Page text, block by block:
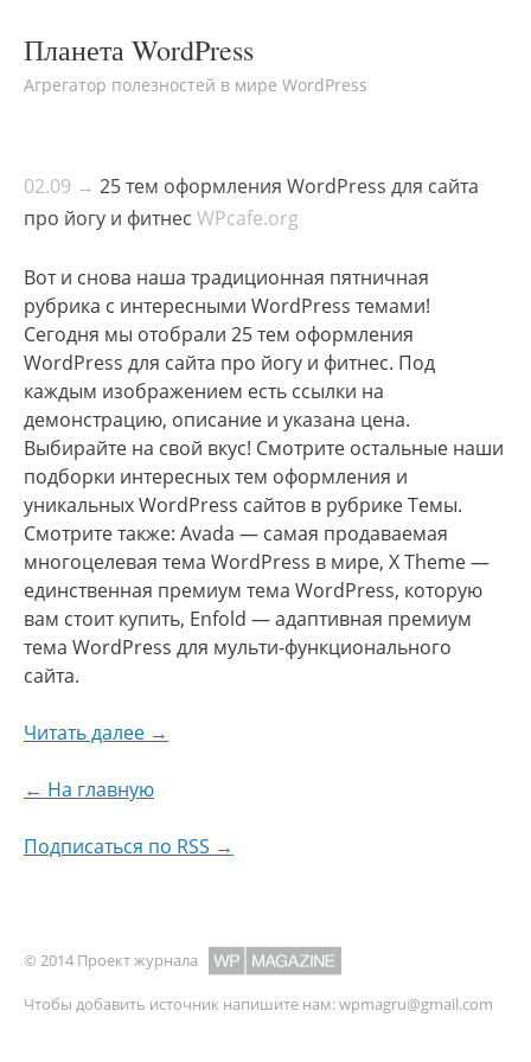
Планета WordPress
Агрегатор полезностей в мире WordPress
02.09 → 25 тем оформления WordPress для сайта
про йогу и фитнес WPcafe.org
Вот и снова наша традиционная пятничная
рубрика с интересными WordPress темами!
Сегодня мы отобрали 25 тем оформления
WordPress для сайта про йогу и фитнес. Под
каждым изображением есть ссылки на
демонстрацию, описание и указана цена.
Выбирайте на свой вкус! Смотрите остальные наши
подборки интересных тем оформления и
уникальных WordPress сайтов в рубрике Темы.
Смотрите также: Avada — самая продаваемая
многоцелевая тема WordPress в мире, X Theme —
единственная премиум тема WordPress, которую
вам стоит купить, Enfold — адаптивная премиум
тема WordPress для мульти-функционального
сайта.
Читать далее →
← На главную
Подписаться по RSS →
© 2014 Проект журнала
Чтобы добавить источник напишите нам:wpmagru@gmail.com